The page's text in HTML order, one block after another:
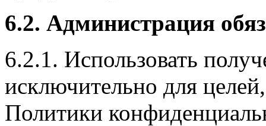
6.2. Администрация
6.2.1. Использовать
исключительно для
Политики